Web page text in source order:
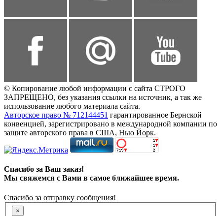
© Копирование любой информации с сайта СТРОГО
ЗАПРЕЩЕНО, без указания ссылки на источник, а так же
использование любого материала сайта.
Авторское право № 712144451 гарантированное Бернской
конвенцией, зарегистрировано в международной компании по
защите авторского права в США, Нью Йорк.
Спасибо за Ваш заказ!
Мы свяжемся с Вами в самое ближайшее время.
Спасибо за отправку сообщения!
×